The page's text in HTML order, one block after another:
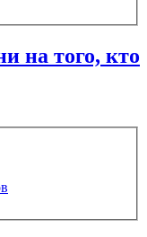
на того, кто